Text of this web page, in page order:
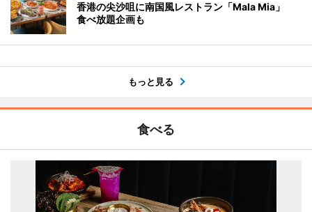
香港の尖沙咀に南国風レストラン「Mala Mia」
食べ放題企画も
もっと見る
食べる